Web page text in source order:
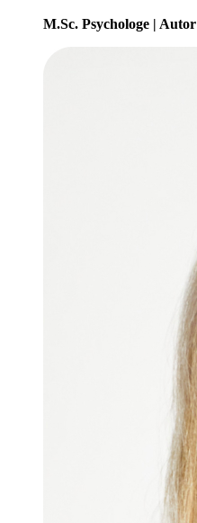
M.Sc. Psychologe | Autor